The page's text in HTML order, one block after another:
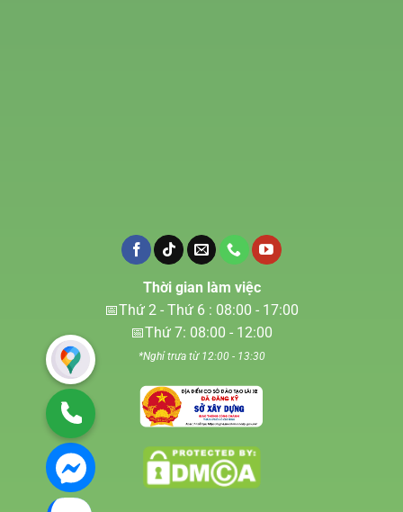
Thời gian làm việc
📅Thứ 2 - Thứ 6 : 08:00 - 17:00
📅Thứ 7: 08:00 - 12:00
*Nghỉ trưa từ 12:00 - 13:30